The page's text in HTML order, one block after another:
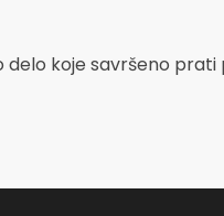
koje savršeno prati